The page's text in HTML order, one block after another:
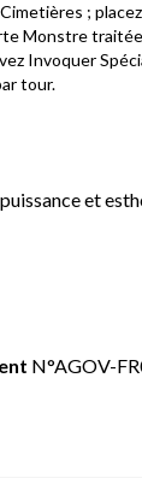
;
Monstre
Invoquer
tour.
et
N°AGOV-